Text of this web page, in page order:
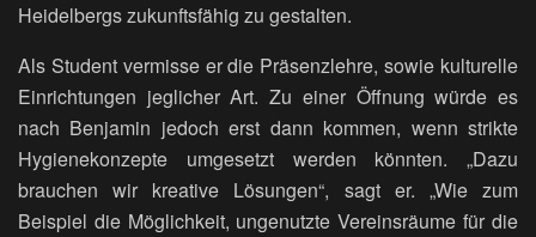
Heidelbergs zukunftsfähig zu gestalten.
Als Student vermisse er die Präsenzlehre, sowie kulturelle
Einrichtungen jeglicher Art. Zu einer Öffnung würde es
nach Benjamin jedoch erst dann kommen, wenn strikte
Hygienekonzepte umgesetzt werden könnten. „Dazu
brauchen wir kreative Lösungen“, sagt er. „Wie zum
Beispiel die Möglichkeit, ungenutzte Vereinsräume für die